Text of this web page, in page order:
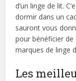
d’un linge de lit.
dormir dans un
sauront vous
pour bénéficier de
marques de linge
Les